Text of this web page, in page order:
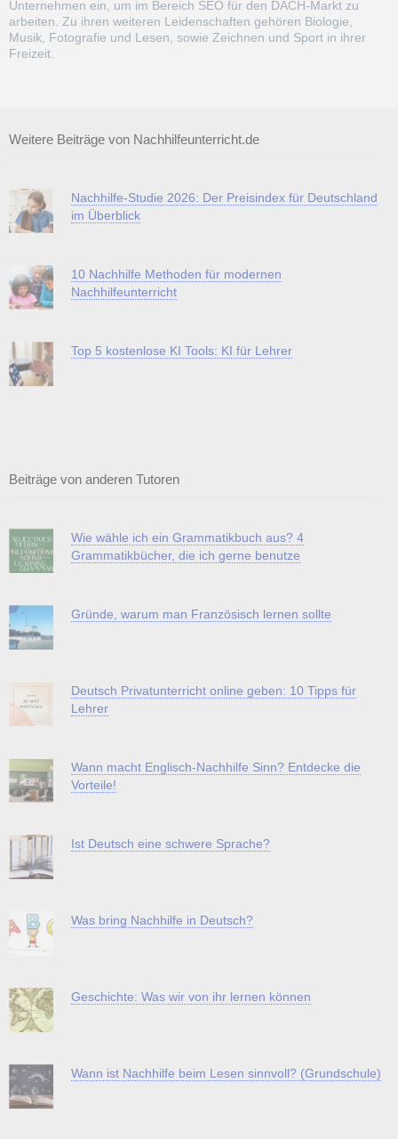
Unternehmen ein, um im Bereich SEO für den DACH-Markt zu
arbeiten. Zu ihren weiteren Leidenschaften gehören Biologie,
Musik, Fotografie und Lesen, sowie Zeichnen und Sport in ihrer
Freizeit.
Weitere Beiträge von Nachhilfeunterricht.de
Nachhilfe-Studie 2026: Der Preisindex für Deutschland
im Überblick
10 Nachhilfe Methoden für modernen
Nachhilfeunterricht
Top 5 kostenlose KI Tools: KI für Lehrer
Beiträge von anderen Tutoren
Wie wähle ich ein Grammatikbuch aus? 4
Grammatikbücher, die ich gerne benutze
Gründe, warum man Französisch lernen sollte
Deutsch Privatunterricht online geben: 10 Tipps für
Lehrer
Wann macht Englisch-Nachhilfe Sinn? Entdecke die
Vorteile!
Ist Deutsch eine schwere Sprache?
Was bring Nachhilfe in Deutsch?
Geschichte: Was wir von ihr lernen können
Wann ist Nachhilfe beim Lesen sinnvoll? (Grundschule)